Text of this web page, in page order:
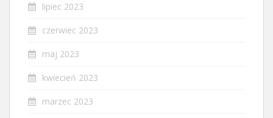
lipiec 2023
czerwiec 2023
maj 2023
kwiecień 2023
marzec 2023